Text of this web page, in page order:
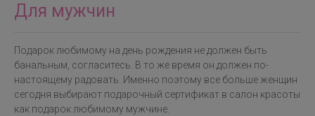
Для мужчин
Подарок любимому на день рождения не должен быть
банальным, согласитесь. В то же время он должен по-
настоящему радовать. Именно поэтому все больше женщин
сегодня выбирают подарочный сертификат в салон красоты
как подарок любимому мужчине.